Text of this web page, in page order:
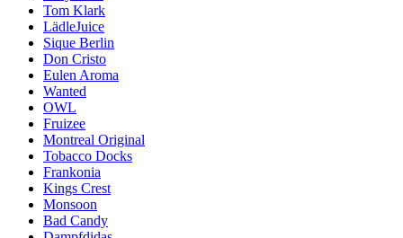
Tom Klark
LädleJuice
Sique Berlin
Don Cristo
Eulen Aroma
Wanted
OWL
Fruizee
Montreal Original
Tobacco Docks
Frankonia
Kings Crest
Monsoon
Bad Candy